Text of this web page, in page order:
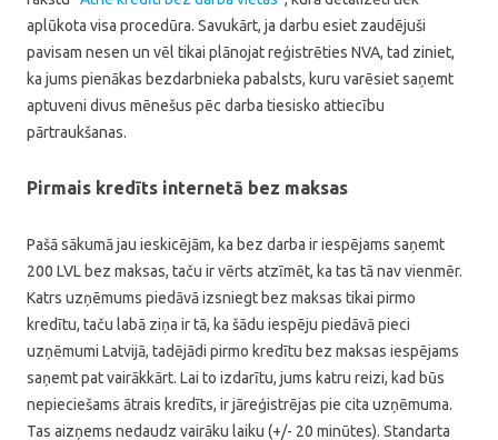
aplūkota visa procedūra. Savukārt, ja darbu esiet zaudējuši
pavisam nesen un vēl tikai plānojat reģistrēties NVA, tad ziniet,
ka jums pienākas bezdarbnieka pabalsts, kuru varēsiet saņemt
aptuveni divus mēnešus pēc darba tiesisko attiecību
pārtraukšanas.
Pirmais kredīts internetā bez maksas
Pašā sākumā jau ieskicējām, ka bez darba ir iespējams saņemt
200 LVL bez maksas, taču ir vērts atzīmēt, ka tas tā nav vienmēr.
Katrs uzņēmums piedāvā izsniegt bez maksas tikai pirmo
kredītu, taču labā ziņa ir tā, ka šādu iespēju piedāvā pieci
uzņēmumi Latvijā, tadējādi pirmo kredītu bez maksas iespējams
saņemt pat vairākkārt. Lai to izdarītu, jums katru reizi, kad būs
nepieciešams ātrais kredīts, ir jāreģistrējas pie cita uzņēmuma.
Tas aizņems nedaudz vairāku laiku (+/- 20 minūtes). Standarta